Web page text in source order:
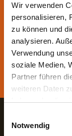
Wir verwenden
personalisieren,
zu können und
analysieren.
Verwendung
soziale Medien,
Partner führen
weiteren Daten
haben oder die
Notwendig
beraten.
Die beste
Fachberater in
Direkt Termin